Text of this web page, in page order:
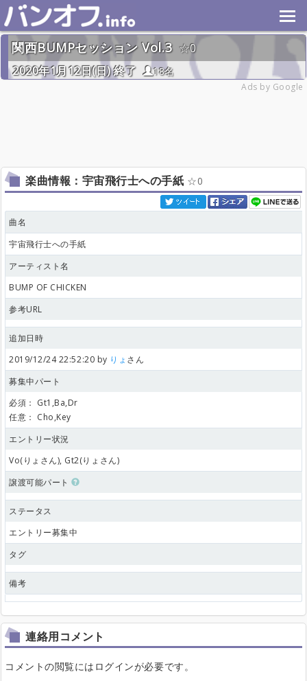
関西BUMPセッション Vol.3
0
2020年1月12日(日) 終了
18名
Ads by Google
楽曲情報：宇宙飛行士への手紙 0
曲名
宇宙飛行士への手紙
アーティスト名
BUMP OF CHICKEN
参考URL
追加日時
2019/12/24 22:52:20 by りょ さん
募集中パート
必須： Gt1,Ba,Dr
任意： Cho,Key
エントリー状況
Vo(りょさん), Gt2(りょさん)
譲渡可能パート
ステータス
エントリー募集中
タグ
備考
連絡用コメント
コメントの閲覧にはログインが必要です。